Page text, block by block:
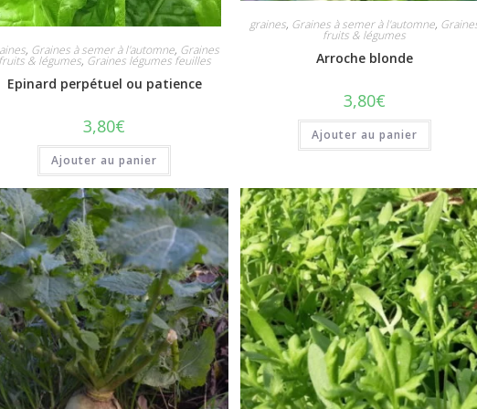
, Graines à semer à l'automne, Graines
fruits & légumes, Graines légumes feuilles
Epinard perpétuel ou patience
3,80€
Ajouter au panier
graines, Graines à semer à l'automne,
fruits & légumes
Arroche blonde
3,80€
Ajouter au panier